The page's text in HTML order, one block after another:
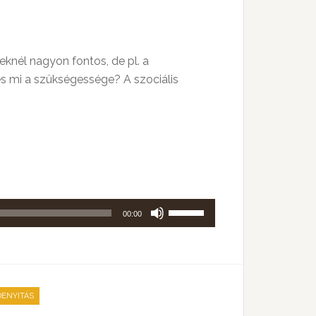
nagyon fontos, de pl. a
mi a szükségessége? A szociális
00:00
hangerő
illetőleg